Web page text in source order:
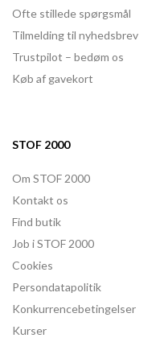
Ofte stillede spørgsmål
Tilmelding til nyhedsbrev
Trustpilot – bedøm os
Køb af gavekort
STOF 2000
Om STOF 2000
Kontakt os
Find butik
Job i STOF 2000
Cookies
Persondatapolitik
Konkurrencebetingelser
Kurser